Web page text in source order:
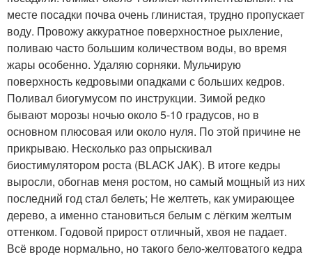
месте посадки почва очень глинистая, трудно пропускает
воду. Провожу аккуратное поверхностное рыхление,
поливаю часто большим количеством воды, во время
жары особенно. Удаляю сорняки. Мульчирую
поверхность кедровыми опадками с больших кедров.
Поливал биогумусом по инструкции. Зимой редко
бывают морозы ночью около 5-10 градусов, но в
основном плюсовая или около нуля. По этой причине не
прикрываю. Несколько раз опрыскивал
биостимулятором роста (BLACK JAK). В итоге кедры
выросли, обогнав меня ростом, но самый мощный из них
последний год стал белеть; Не желтеть, как умирающее
дерево, а именно становиться белым с лёгким желтым
оттенком. Годовой прирост отличный, хвоя не падает.
Всё вроде нормально, но такого бело-желтоватого кедра